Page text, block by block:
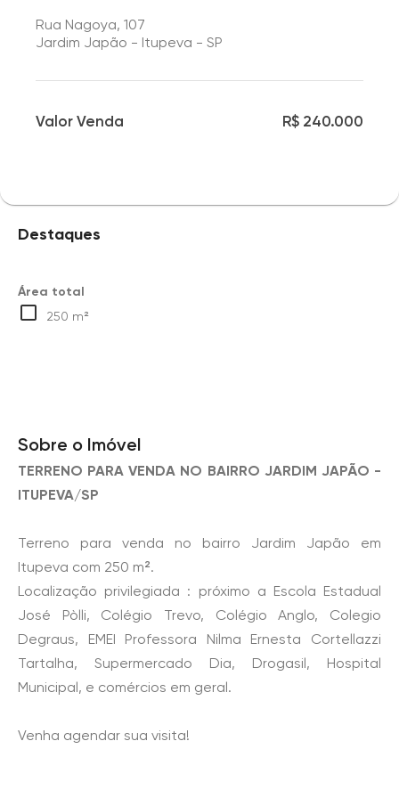
Rua Nagoya, 107
Jardim Japão - Itupeva - SP
Valor Venda R$ 240.000
Destaques
Área total
250 m²
Sobre o Imóvel
TERRENO PARA VENDA NO BAIRRO JARDIM JAPÃO -
ITUPEVA/SP
Terreno para venda no bairro Jardim Japão em
Itupeva com 250 m².
Localização privilegiada : próximo a Escola Estadual
José Pòlli, Colégio Trevo, Colégio Anglo, Colegio
Degraus, EMEI Professora Nilma Ernesta Cortellazzi
Tartalha, Supermercado Dia, Drogasil, Hospital
Municipal, e comércios em geral.
Venha agendar sua visita!